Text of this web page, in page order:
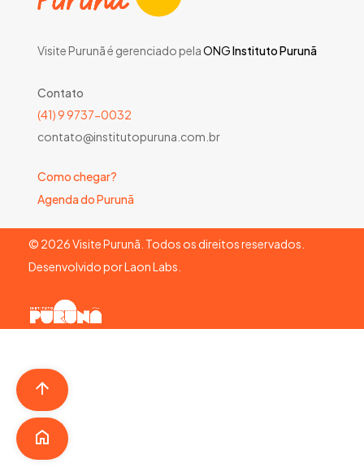
Visite Purunã é gerenciado pelaONGInstituto Purunã
Contato
(41) 9 9737-0032
contato@institutopuruna.com.br
Como chegar?
Agenda do Purunã
© 2026Visite Purunã. Todos os direitos reservados.
Desenvolvido porLaon Labs